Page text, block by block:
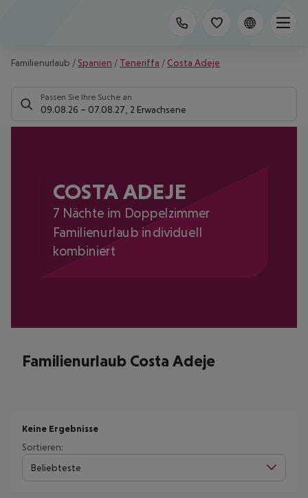
Familienurlaub / Spanien / Teneriffa / Costa Adeje
Passen Sie Ihre Suche an
09.08.26 – 07.08.27 2 Erwachsene
COSTA ADEJE
7 Nächte im Doppelzimmer
Familienurlaub individuell
kombiniert
Familienurlaub Costa Adeje
Keine Ergebnisse
Sortieren:
Beliebteste